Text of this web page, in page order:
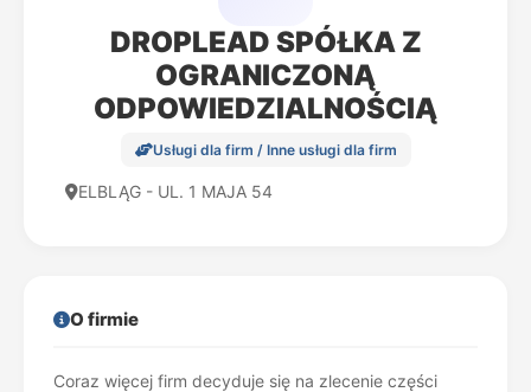
DROPLEAD SPÓŁKA Z
OGRANICZONĄ
ODPOWIEDZIALNOŚCIĄ
Usługi dla firm / Inne usługi dla firm
ELBLĄG - UL. 1 MAJA 54
O firmie
Coraz więcej firm decyduje się na zlecenie części